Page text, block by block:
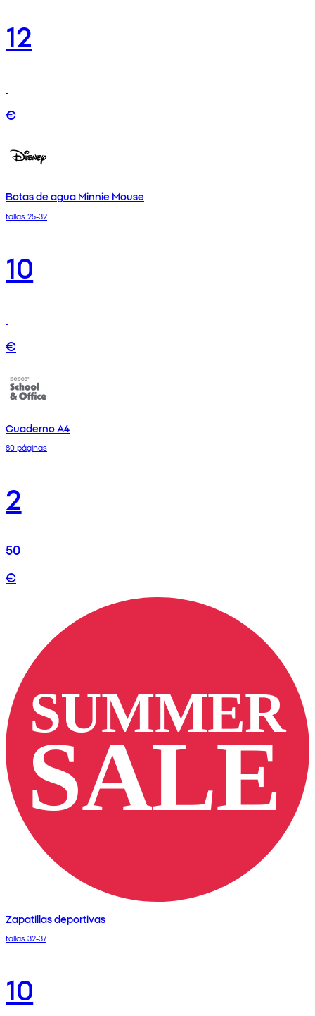
12
€
Botas de agua Minnie Mouse
tallas 25-32
10
€
Cuaderno A4
80 páginas
2
50
€
Zapatillas deportivas
tallas 32-37
10